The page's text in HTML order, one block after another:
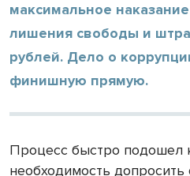
максимальное
лишения свободы и
рублей. Дело о
финишную прямую.
Процесс быстро подошел
необходимость допросить